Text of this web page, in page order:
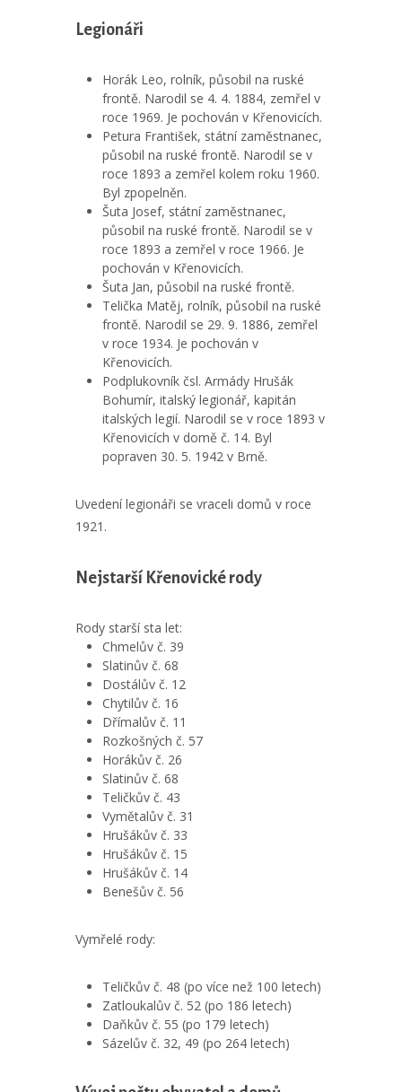
Legionáři
Horák Leo, rolník, působil na ruské
frontě. Narodil se 4. 4. 1884, zemřel v
roce 1969. Je pochován v Křenovicích.
Petura František, státní zaměstnanec,
působil na ruské frontě. Narodil se v
roce 1893 a zemřel kolem roku 1960.
Byl zpopelněn.
Šuta Josef, státní zaměstnanec,
působil na ruské frontě. Narodil se v
roce 1893 a zemřel v roce 1966. Je
pochován v Křenovicích.
Šuta Jan, působil na ruské frontě.
Telička Matěj, rolník, působil na ruské
frontě. Narodil se 29. 9. 1886, zemřel
v roce 1934. Je pochován v
Křenovicích.
Podplukovník čsl. Armády Hrušák
Bohumír, italský legionář, kapitán
italských legií. Narodil se v roce 1893 v
Křenovicích v domě č. 14. Byl
popraven 30. 5. 1942 v Brně.
Uvedení legionáři se vraceli domů v roce
1921.
Nejstarší Křenovické rody
Rody starší sta let:
Chmelův č. 39
Slatinův č. 68
Dostálův č. 12
Chytilův č. 16
Dřímalův č. 11
Rozkošných č. 57
Horákův č. 26
Slatinův č. 68
Teličkův č. 43
Vymětalův č. 31
Hrušákův č. 33
Hrušákův č. 15
Hrušákův č. 14
Benešův č. 56
Vymřelé rody:
Teličkův č. 48 (po více než 100 letech)
Zatloukalův č. 52 (po 186 letech)
Daňkův č. 55 (po 179 letech)
Sázelův č. 32, 49 (po 264 letech)